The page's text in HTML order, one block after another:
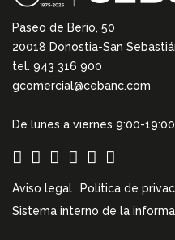
Paseo de Berio, 50
20018 Donostia-San
tel. 943 316 900
gcomercial@cebanc.com
De lunes a viernes 9:00-19:00
Aviso legal Política de
Sistema interno de la